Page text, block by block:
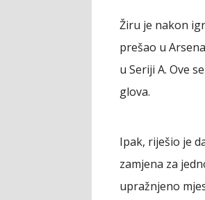
Žiru je nakon
prešao u
u Seriji A. Ove
glova.
Ipak, riješio je
zamjena za
upražnjeno